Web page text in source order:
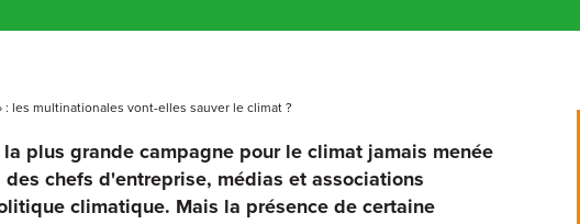
: les multinationales vont-elles sauver le climat ?
plus grande campagne pour le climat jamais menée
chefs d'entreprise, médias et associations
climatique. Mais la présence de certaine